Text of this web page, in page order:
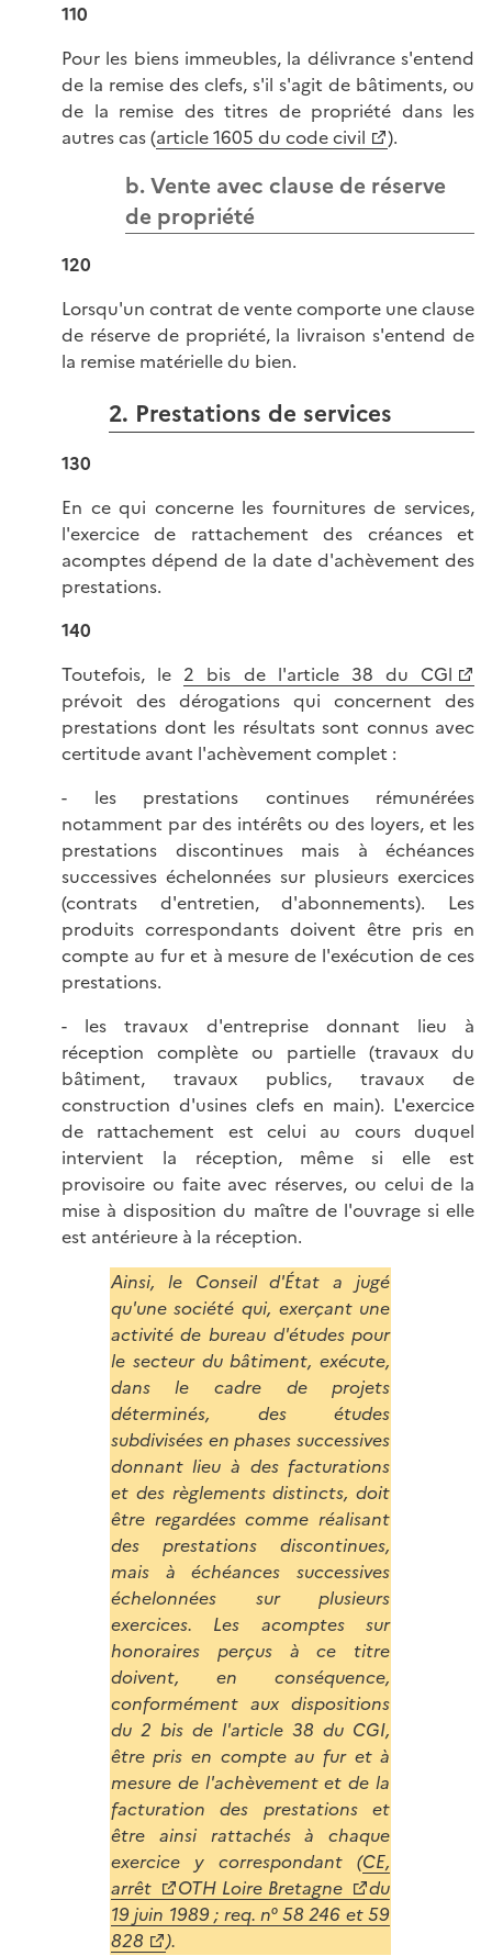
110
Pour les biens immeubles, la délivrance s'entend
de la remise des clefs, s'il s'agit de bâtiments, ou
de la remise des titres de propriété dans les
autres cas (article 1605 du code civil ).
b. Vente avec clause de réserve
de propriété
120
Lorsqu'un contrat de vente comporte une clause
de réserve de propriété, la livraison s'entend de
la remise matérielle du bien.
2. Prestations de services
130
En ce qui concerne les fournitures de services,
l'exercice de rattachement des créances et
acomptes dépend de la date d'achèvement des
prestations.
140
Toutefois, le 2 bis de l'article 38 du CGl
prévoit des dérogations qui concernent des
prestations dont les résultats sont connus avec
certitude avant l'achèvement complet :
- les prestations continues rémunérées
notamment par des intérêts ou des loyers, et les
prestations discontinues mais à échéances
successives échelonnées sur plusieurs exercices
(contrats d'entretien, d'abonnements). Les
produits correspondants doivent être pris en
compte au fur et à mesure de l'exécution de ces
prestations.
- les travaux d'entreprise donnant lieu à
réception complète ou partielle (travaux du
bâtiment, travaux publics, travaux de
construction d'usines clefs en main). L'exercice
de rattachement est celui au cours duquel
intervient la réception, même si elle est
provisoire ou faite avec réserves, ou celui de la
mise à disposition du maître de l'ouvrage si elle
est antérieure à la réception.
Ainsi, le Conseil d'État a jugé
qu'une société qui, exerçant une
activité de bureau d'études pour
le secteur du bâtiment, exécute,
dans le cadre de projets
déterminés, des études
subdivisées en phases successives
donnant lieu à des facturations
et des règlements distincts, doit
être regardées comme réalisant
des prestations discontinues,
mais à échéances successives
échelonnées sur plusieurs
exercices. Les acomptes sur
honoraires perçus à ce titre
doivent, en conséquence,
conformément aux dispositions
du 2 bis de l'article 38 du CGI,
être pris en compte au fur et à
mesure de l'achèvement et de la
facturation des prestations et
être ainsi rattachés à chaque
exercice y correspondant (CE,
arrêt
OTH Loire Bretagne
du
19 juin 1989 ; req. n° 58 246 et 59
828
).